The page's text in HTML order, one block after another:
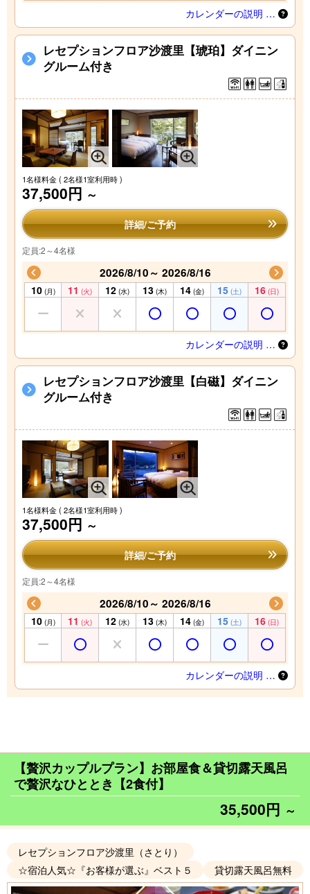
カレンダーの説明 …
レセプションフロア沙渡里【琥珀】ダイニン
グルーム付き
1名様料金( 2名様1室利用時 )
37,500円 ～
詳細/ご予約
定員:2～4名様
2026/8/10～ 2026/8/16
10 (月) 11 (火) 12 (水) 13 (木) 14 (金) 15 (土) 16 (日)
カレンダーの説明 …
レセプションフロア沙渡里【白磁】ダイニン
グルーム付き
1名様料金( 2名様1室利用時 )
37,500円 ～
詳細/ご予約
定員:2～4名様
2026/8/10～ 2026/8/16
10 (月) 11 (火) 12 (水) 13 (木) 14 (金) 15 (土) 16 (日)
カレンダーの説明 …
【贅沢カップルプラン】お部屋食＆貸切露天風呂
で贅沢なひととき【2食付】
35,500円 ～
レセプションフロア沙渡里（さとり）
☆宿泊人気☆『お客様が選ぶ』ベスト５
貸切露天風呂無料